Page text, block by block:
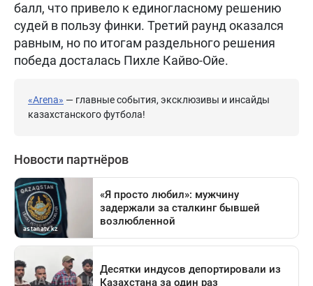
балл, что привело к единогласному решению
судей в пользу финки. Третий раунд оказался
равным, но по итогам раздельного решения
победа досталась Пихле Кайво-Ойе.
«Arena» — главные события, эксклюзивы и инсайды
казахстанского футбола!